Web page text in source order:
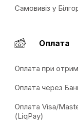
Самовивіз у
Оплата
Оплата при
Оплата через
Оплата Visa/
(LiqPay)